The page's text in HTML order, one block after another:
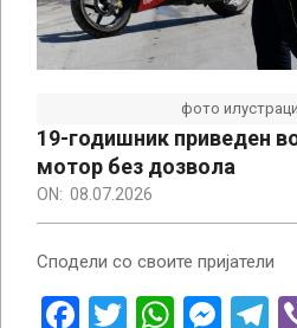
фото
19-годишник приведен
мотор без дозвола
ON: 08.07.2026
Сподели со своите пријатели
Facebook
Twitter